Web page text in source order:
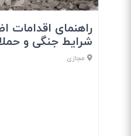
راهنمای اقدامات
شرایط جنگی و
مجازی